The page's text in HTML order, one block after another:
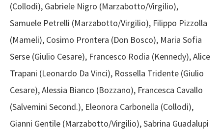
(Collodi), Gabriele Nigro (Marzabotto/Virgilio),
Samuele Petrelli (Marzabotto/Virgilio), Filippo Pizzolla
(Mameli), Cosimo Prontera (Don Bosco), Maria Sofia
Serse (Giulio Cesare), Francesco Rodia (Kennedy), Alice
Trapani (Leonardo Da Vinci), Rossella Tridente (Giulio
Cesare), Alessia Bianco (Bozzano), Francesca Cavallo
(Salvemini Second.), Eleonora Carbonella (Collodi),
Gianni Gentile (Marzabotto/Virgilio), Sabrina Guadalupi